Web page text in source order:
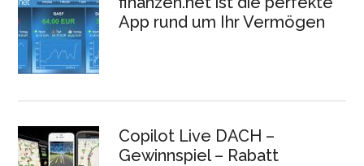
App rund um Ihr Vermögen
Copilot Live DACH –
Gewinnspiel – Rabatt